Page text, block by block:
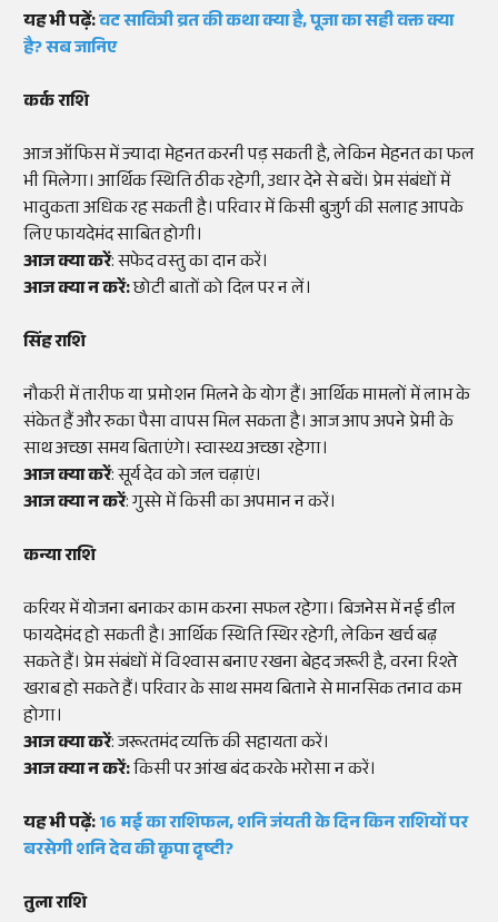
यह भी पढ़ें:वट सावित्री व्रत की कथा क्या है, पूजा का सही वक्त क्या
है? सब जानिए
कर्क राशि
आज ऑफिस में ज्यादा मेहनत करनी पड़ सकती है, लेकिन मेहनत का फल
भी मिलेगा। आर्थिक स्थिति ठीक रहेगी, उधार देने से बचें। प्रेम संबंधों में
भावुकता अधिक रह सकती है। परिवार में किसी बुजुर्ग की सलाह आपके
लिए फायदेमंद साबित होगी।
आज क्या करें: सफेद वस्तु का दान करें।
आज क्या न करें:छोटी बातों को दिल पर न लें।
सिंह राशि
नौकरी में तारीफ या प्रमोशन मिलने के योग हैं। आर्थिक मामलों में लाभ के
संकेत हैं और रुका पैसा वापस मिल सकता है। आज आप अपने प्रेमी के
साथ अच्छा समय बिताएंगे। स्वास्थ्य अच्छा रहेगा।
आज क्या करें: सूर्य देव को जल चढ़ाएं।
आज क्या न करें: गुस्से में किसी का अपमान न करें।
कन्या राशि
करियर में योजना बनाकर काम करना सफल रहेगा। बिजनेस में नई डील
फायदेमंद हो सकती है। आर्थिक स्थिति स्थिर रहेगी, लेकिन खर्च बढ़
सकते हैं। प्रेम संबंधों में विश्वास बनाए रखना बेहद जरूरी है, वरना रिश्ते
खराब हो सकते हैं। परिवार के साथ समय बिताने से मानसिक तनाव कम
होगा।
आज क्या करें: जरूरतमंद व्यक्ति की सहायता करें।
आज क्या न करें:किसी पर आंख बंद करके भरोसा न करें।
यह भी पढ़ें:16 मई का राशिफल, शनि जंयती के दिन किन राशियों पर
बरसेगी शनि देव की कृपा दृष्टी?
तुला राशि